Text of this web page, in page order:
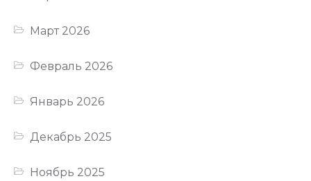
Март 2026
Февраль 2026
Январь 2026
Декабрь 2025
Ноябрь 2025